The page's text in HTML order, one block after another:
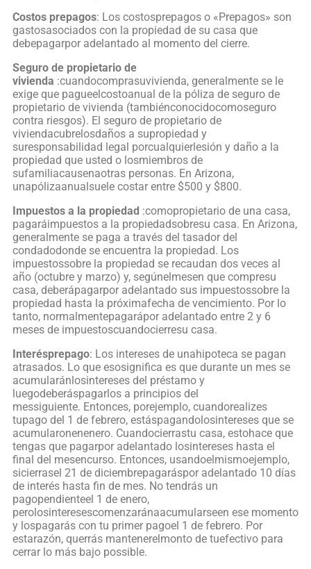
Costos prepagos: Los costosprepagos o «Prepagos» son
gastosasociados con la propiedad de su casa que
debepagarpor adelantado al momento del cierre.
Seguro de propietario de
vivienda :cuandocomprasuvivienda, generalmente se le
exige que pagueelcostoanual de la póliza de seguro de
propietario de vivienda (tambiénconocidocomoseguro
contra riesgos). El seguro de propietario de
viviendacubrelosdaños a supropiedad y
suresponsabilidad legal porcualquierlesión y daño a la
propiedad que usted o losmiembros de
sufamiliacausenaotras personas. En Arizona,
unapólizaanualsuele costar entre $500 y $800.
Impuestos a la propiedad :comopropietario de una casa,
pagaráimpuestos a la propiedadsobresu casa. En Arizona,
generalmente se paga a través del tasador del
condadodonde se encuentra la propiedad. Los
impuestossobre la propiedad se recaudan dos veces al
año (octubre y marzo) y, segúnelmesen que compresu
casa, deberápagarpor adelantado sus impuestossobre la
propiedad hasta la próximafecha de vencimiento. Por lo
tanto, normalmentepagarápor adelantado entre 2 y 6
meses de impuestoscuandocierresu casa.
Interésprepago: Los intereses de unahipoteca se pagan
atrasados. Lo que esosignifica es que durante un mes se
acumularánlosintereses del préstamo y
luegodeberáspagarlos a principios del
messiguiente. Entonces, porejemplo, cuandorealizes
tupago del 1 de febrero, estáspagandolosintereses que se
acumularonenenero. Cuandocierrastu casa, estohace que
tengas que pagarpor adelantado losintereses hasta el
final del mesencurso. Entonces, usandoelmismoejemplo,
sicierrasel 21 de diciembrepagaráspor adelantado 10 días
de interés hasta fin de mes. No tendrás un
pagopendienteel 1 de enero,
perolosinteresescomenzaránaacumularseen ese momento
y lospagarás con tu primer pagoel 1 de febrero. Por
estarazón, querrás mantenerelmonto de tuefectivo para
cerrar lo más bajo possible.